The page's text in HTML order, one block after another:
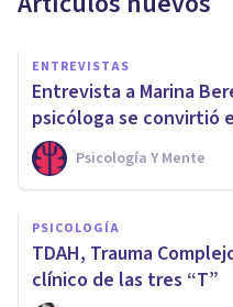
ENTREVISTAS
Entrevista a Marina
psicóloga se convirtió
Psicología Y Mente
PSICOLOGÍA
TDAH, Trauma
clínico de las tres “T”